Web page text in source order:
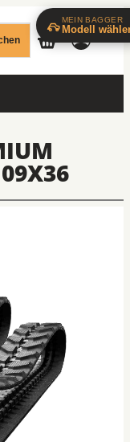
MEIN BAGGER
Modell